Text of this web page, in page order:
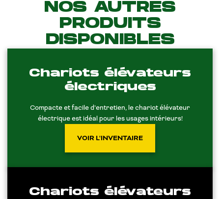
NOS AUTRES
PRODUITS
DISPONIBLES
Chariots élévateurs
électriques
Compacte et facile d’entretien, le chariot élévateur
électrique est idéal pour les usages intérieurs!
VOIR L'INVENTAIRE
Chariots élévateurs